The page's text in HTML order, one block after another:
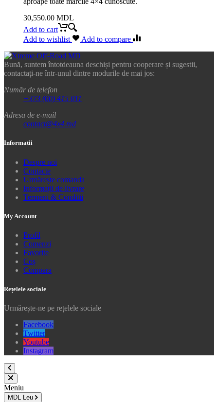
30,550.00 MDL
Add to cart
Add to wishlist
Add to compare
Bună, suntem întotdeauna deschiși pentru cooperare și sugestii,
contactați-ne într-unul dintre modurile de mai jos:
Număr de telefon
+373 (60) 415 011
Adresa de e-mail
contact@4x4.md
Informatii
Despre noi
Contacte
Urmărește comanda
Informații de livrare
Termeni & Conditii
My Account
Profil
Comenzi
Favorite
Coș
Compara
Rețelele sociale
Urmărește-ne pe rețelele sociale
Facebook
Twitter
Youtube
Instagram
Meniu
MDL Leu